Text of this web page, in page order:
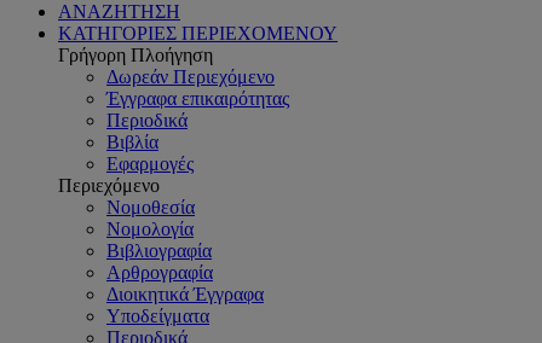
ΑΝΑΖΗΤΗΣΗ
ΚΑΤΗΓΟΡΙΕΣ ΠΕΡΙΕΧΟΜΕΝΟΥ
Γρήγορη Πλοήγηση
Δωρεάν Περιεχόμενο
Έγγραφα επικαιρότητας
Περιοδικά
Βιβλία
Εφαρμογές
Περιεχόμενο
Νομοθεσία
Νομολογία
Βιβλιογραφία
Αρθρογραφία
Διοικητικά Έγγραφα
Υποδείγματα
Περιοδικά